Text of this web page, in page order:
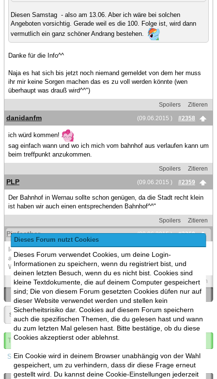
Dieses Forum nutzt Cookies
Dieses Forum verwendet Cookies, um deine Login-
Informationen zu speichern, wenn du registriert bist, und
deinen letzten Besuch, wenn du es nicht bist. Cookies sind
kleine Textdokumente, die auf deinem Computer gespeichert
sind; Die von diesem Forum gesetzten Cookies düfen nur auf
dieser Website verwendet werden und stellen kein
Sicherheitsrisiko dar. Cookies auf diesem Forum speichern
auch die spezifischen Themen, die du gelesen hast und wann
du zum letzten Mal gelesen hast. Bitte bestätige, ob du diese
Cookies akzeptierst oder ablehnst.
Ein Cookie wird in deinem Browser unabhängig von der Wahl
gespeichert, um zu verhindern, dass dir diese Frage erneut
gestellt wird. Du kannst deine Cookie-Einstellungen jederzeit
Diesen Samstag - also am 13.06. Aber ich wäre bei solchen
Angeboten vorsichtig. Gerade weil es die 100. Folge ist, wird dann
vermutlich ein ganz schöner Andrang bestehen.
Danke für die Info^^
Naja es hat sich bis jetzt noch niemand gemeldet von dem her muss
ihr mir keine Sorgen machen das es zu voll werden könnte (wen
überhaupt was drauß wird^^")
Spoilers
Zitieren
(09.06.2015 )
#2358
danidanfm
ich würd kommen!
sag einfach wann und wo ich mich vom bahnhof aus verlaufen kann um
beim treffpunkt anzukommen.
Spoilers
Zitieren
(09.06.2015 )
#2359
PLP
Der Bahnhof in Wernau sollte schon genügen, da die Stadt recht klein
ist haben wir auch einen entsprechenden Bahnhof^^"
Spoilers
Zitieren
(09.06.2015 )
#2360
Pinfeather
Ich weiß leider noch nicht genau über meine Arbeitszeiten bescheid,
aber wenn ich kann, würd ich gern kommen (komm ursprünglich aus
Wendlingen und wohn zur Zeit in Stuttgart).
Spoilers Zitieren
«Ein Thema zurück|Ein Thema vor»
Seite:
Thema abonnieren
Spoilers